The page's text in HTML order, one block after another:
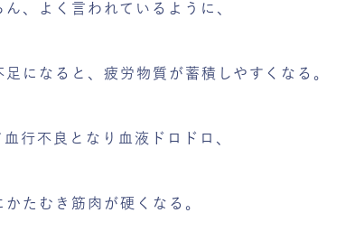
ん、よく言われているように、
足になると、疲労物質が蓄積しやすくなる。
血行不良となり血液ドロドロ、
かたむき筋肉が硬くなる。